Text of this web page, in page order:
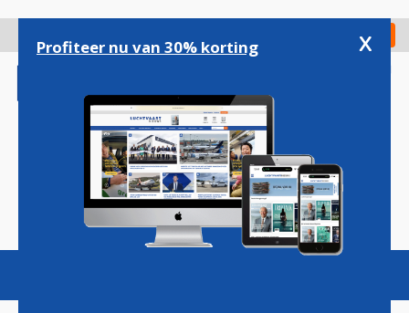
gaan
Check in
Magazine Podcasts Vacatures
Profiteer nu van 30% korting x